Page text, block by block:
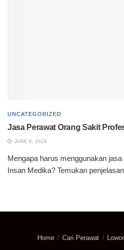
UNCATEGORIZED
Jasa Perawat Orang Sakit
JUNE 6, 2024
Mengapa harus menggunakan
Insan Medika? Temukan
Home Cari Perawat